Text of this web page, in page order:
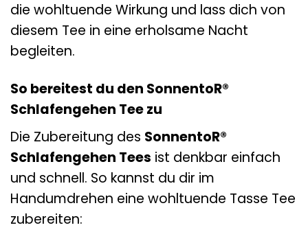
die wohltuende Wirkung und lass dich von
diesem Tee in eine erholsame Nacht
begleiten.
So bereitest du den SonnentoR®
Schlafengehen Tee zu
Die Zubereitung des SonnentoR®
Schlafengehen Tees ist denkbar einfach
und schnell. So kannst du dir im
Handumdrehen eine wohltuende Tasse Tee
zubereiten: